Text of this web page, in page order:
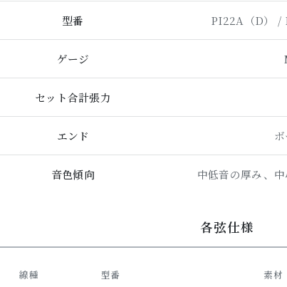
型番 PI22A（D） /
ゲージ
セット合計張力
エンド
音色傾向 中低音の厚み、
各弦仕様
線種 型番 素材